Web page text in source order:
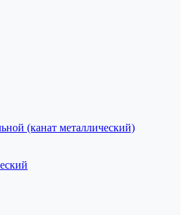
(канат металлический)